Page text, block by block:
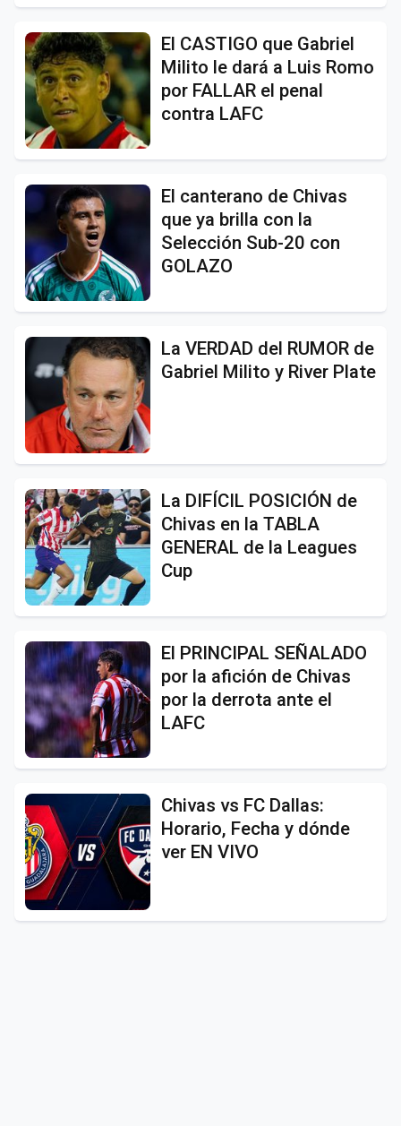
El CASTIGO que Gabriel
Milito le dará a Luis Romo
por FALLAR el penal
contra LAFC
El canterano de Chivas
que ya brilla con la
Selección Sub-20 con
GOLAZO
La VERDAD del RUMOR de
Gabriel Milito y River Plate
La DIFÍCIL POSICIÓN de
Chivas en la TABLA
GENERAL de la Leagues
Cup
El PRINCIPAL SEÑALADO
por la afición de Chivas
por la derrota ante el
LAFC
Chivas vs FC Dallas:
Horario, Fecha y dónde
ver EN VIVO